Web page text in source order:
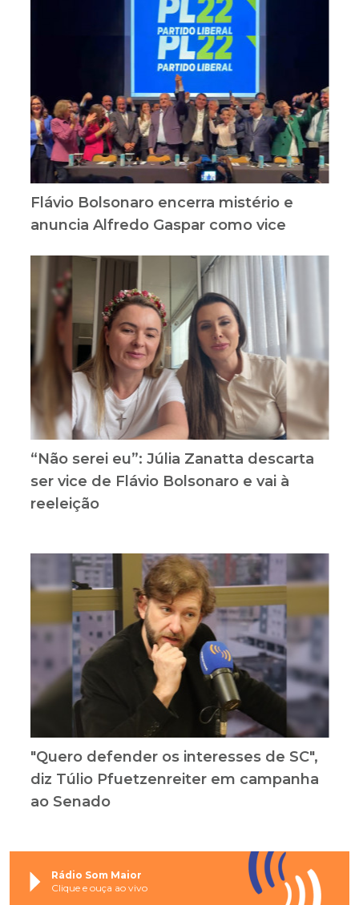
Flávio Bolsonaro encerra mistério e
anuncia Alfredo Gaspar como vice
“Não serei eu”: Júlia Zanatta descarta
ser vice de Flávio Bolsonaro e vai à
reeleição
"Quero defender os interesses de SC",
diz Túlio Pfuetzenreiter em campanha
ao Senado
Rádio Som Maior
Clique e ouça ao vivo